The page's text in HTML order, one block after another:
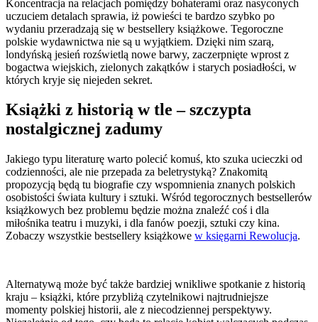
Koncentracja na relacjach pomiędzy bohaterami oraz nasyconych
uczuciem detalach sprawia, iż powieści te bardzo szybko po
wydaniu przeradzają się w bestsellery książkowe. Tegoroczne
polskie wydawnictwa nie są u wyjątkiem. Dzięki nim szarą,
londyńską jesień rozświetlą nowe barwy, zaczerpnięte wprost z
bogactwa wiejskich, zielonych zakątków i starych posiadłości, w
których kryje się niejeden sekret.
Książki z historią w tle – szczypta
nostalgicznej zadumy
Jakiego typu literaturę warto polecić komuś, kto szuka ucieczki od
codzienności, ale nie przepada za beletrystyką? Znakomitą
propozycją będą tu biografie czy wspomnienia znanych polskich
osobistości świata kultury i sztuki. Wśród tegorocznych bestsellerów
książkowych bez problemu będzie można znaleźć coś i dla
miłośnika teatru i muzyki, i dla fanów poezji, sztuki czy kina.
Zobaczy wszystkie bestsellery książkowe w księgarni Rewolucja.
Alternatywą może być także bardziej wnikliwe spotkanie z historią
kraju – książki, które przybliżą czytelnikowi najtrudniejsze
momenty polskiej historii, ale z niecodziennej perspektywy.